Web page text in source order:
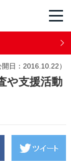
開日：2016.10.22）
や支援活動